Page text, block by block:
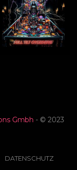
Gmbh - © 2023
DATENSCHUTZ